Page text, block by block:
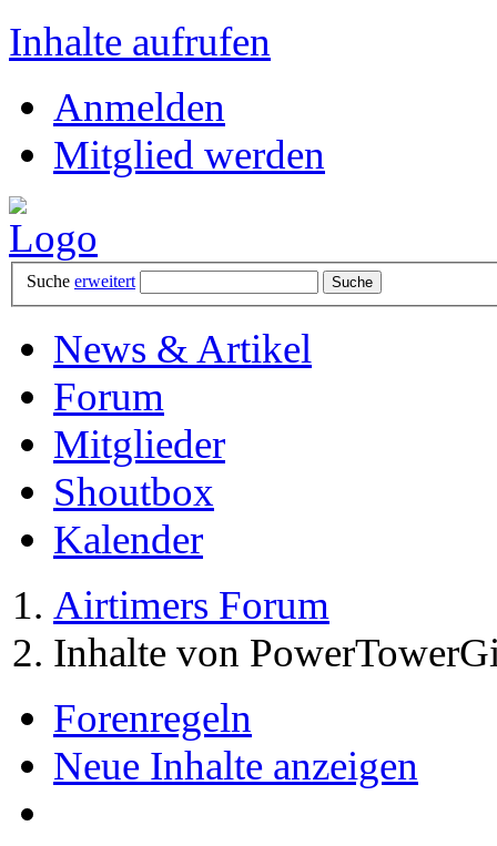
Inhalte aufrufen
Anmelden
Mitglied werden
Suche erweitert
News & Artikel
Forum
Mitglieder
Shoutbox
Kalender
Airtimers Forum
Inhalte von
Forenregeln
Neue Inhalte anzeigen